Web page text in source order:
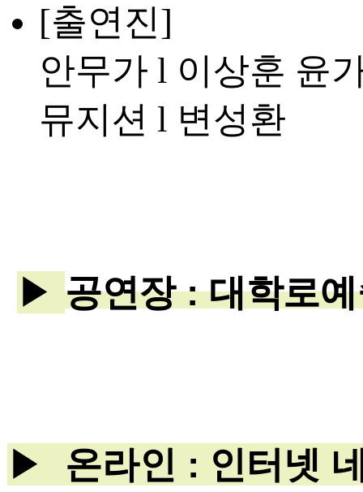
[출연진]
안무가 l 이상훈 윤
뮤지션 l 변성환
▶ 공연장 : 대학로
▶ 온라인 : 인터넷